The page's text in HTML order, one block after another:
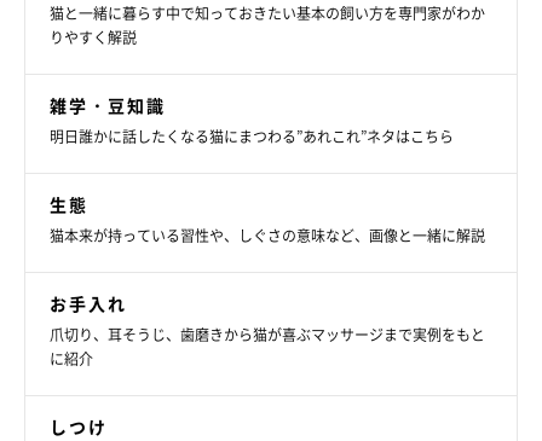
猫と一緒に暮らす中で知っておきたい基本の飼い方を専門家がわか
りやすく解説
雑学・豆知識
明日誰かに話したくなる猫にまつわる”あれこれ”ネタはこちら
生態
猫本来が持っている習性や、しぐさの意味など、画像と一緒に解説
お手入れ
爪切り、耳そうじ、歯磨きから猫が喜ぶマッサージまで実例をもと
に紹介
しつけ